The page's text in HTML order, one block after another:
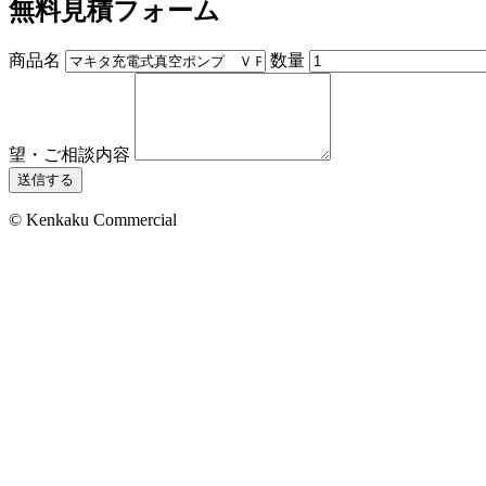
無料見積フォーム
商品名 数量
望・ご相談内容
送信する
© Kenkaku Commercial